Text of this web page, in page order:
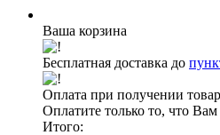
Ваша корзина
Бесплатная доставка до
Оплата при получении
Оплатите только то, что
Итого: